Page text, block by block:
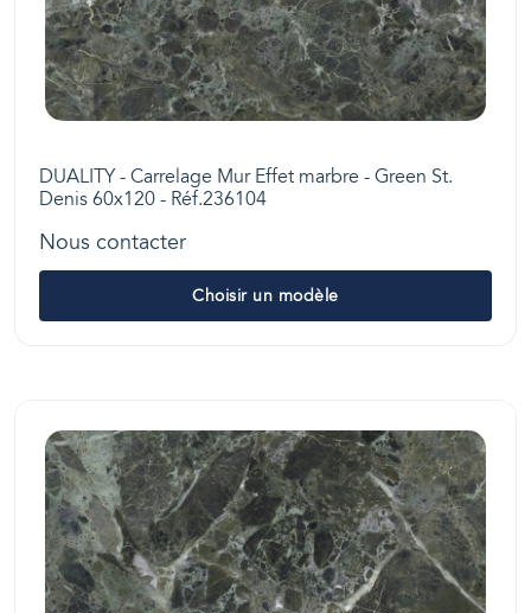
DUALITY - Carrelage Mur Effet marbre - Green St.
Denis 60x120 - Réf.236104
Nous contacter
Choisir un modèle